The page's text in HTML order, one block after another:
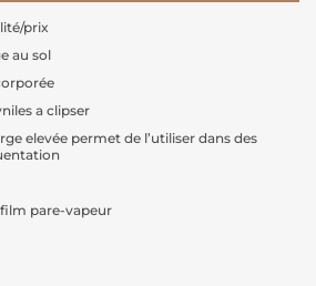
prix
au sol
a clipser
elevée permet de l’utiliser dans des
pare-vapeur